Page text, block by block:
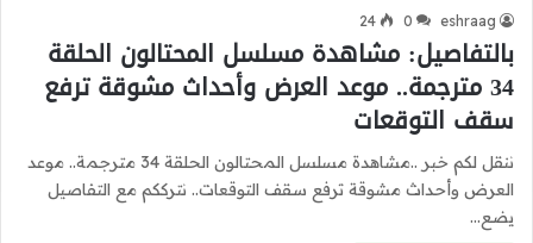
eshraag
0
24
بالتفاصيل: مشاهدة مسلسل المحتالون الحلقة
34 مترجمة.. موعد العرض وأحداث مشوقة ترفع
سقف التوقعات
ننقل لكم خبر ..مشاهدة مسلسل المحتالون الحلقة 34 مترجمة.. موعد
العرض وأحداث مشوقة ترفع سقف التوقعات.. نترككم مع التفاصيل
يضع…